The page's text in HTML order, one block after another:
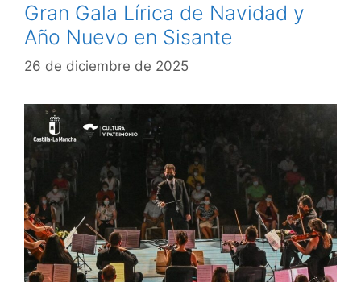
Gran Gala Lírica de Navidad y
Año Nuevo en Sisante
26 de diciembre de 2025